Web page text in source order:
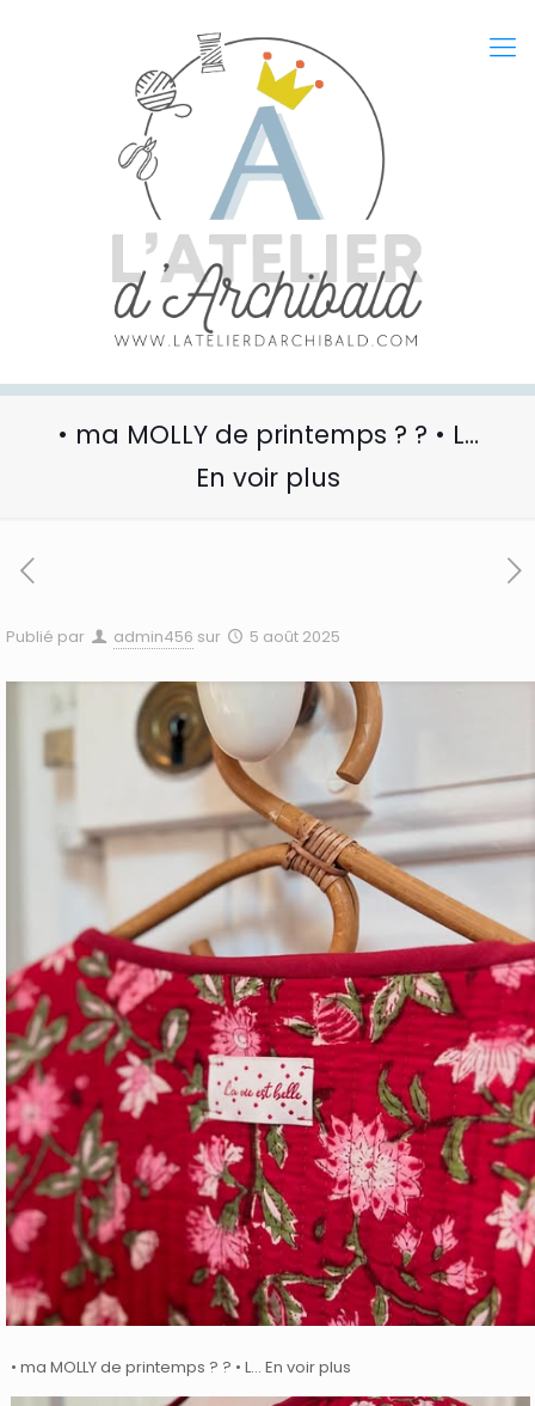
• ma MOLLY de printemps ? ? • L…
En voir plus
Publié par admin456 sur 5 août 2025
• ma MOLLY de printemps ? ? • L… En voir plus